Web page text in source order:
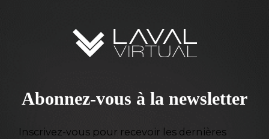
Abonnez-vous à la newsletter
Inscrivez-vous pour recevoir les dernières